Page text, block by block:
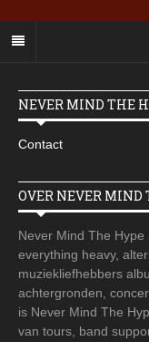
NEVER MIND THE
Contact
OVER NEVER MIND
Never Mind The
everything heavy,
muziekliefhebbers
achtergronden,
is Never Mind The
van tours, band